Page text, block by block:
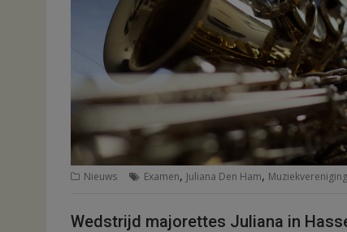
Nieuws Examen, Juliana Den Ham, Muziekvereniging
Wedstrijd majorettes Juliana in